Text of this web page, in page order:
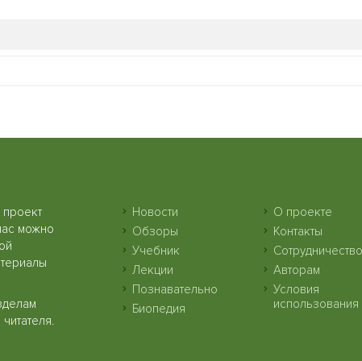
можно
Новости
Обзоры
Учебник
Лекции
Познавательно
Биопедия
О проекте
Контакты
Сотрудничество
Авторам
Условия
использования